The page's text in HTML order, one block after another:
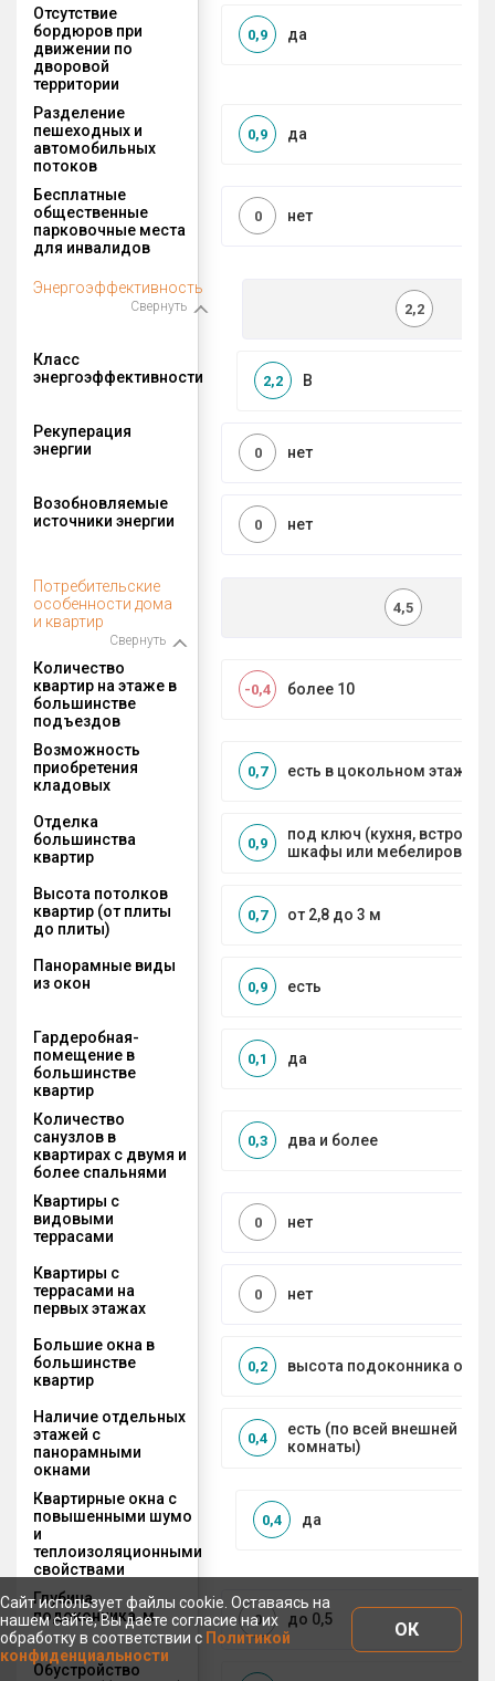
Отсутствие
бордюров при
движении по
дворовой
территории
да
0,9
Разделение
пешеходных и
автомобильных
потоков
да
0,9
Бесплатные
общественные
парковочные места
для инвалидов
нет
0
Энергоэффективность
Свернуть 2,2
Класс
энергоэффективности
B
2,2
Рекуперация
энергии
нет
0
Возобновляемые
источники энергии
нет
0
Потребительские
особенности дома
и квартир
Свернуть
4,5
Количество
квартир на этаже в
большинстве
подъездов
более 10
-0,4
Возможность
приобретения
кладовых
есть в цокольном этаже
0,7
Отделка
большинства
квартир
под ключ (кухня,
шкафы или
0,9
Высота потолков
квартир (от плиты
до плиты)
от 2,8 до 3 м
0,7
Панорамные виды
из окон
есть
0,9
Гардеробная-
помещение в
большинстве
квартир
да
0,1
Количество
санузлов в
квартирах с двумя и
более спальнями
два и более
0,3
Квартиры с
видовыми
террасами
нет
0
Квартиры с
террасами на
первых этажах
нет
0
Большие окна в
большинстве
квартир
высота подоконника от
0,2
Наличие отдельных
этажей с
панорамными
окнами
есть (по всей внешней
комнаты)
0,4
Квартирные окна с
повышенными шумо
и
теплоизоляционными
свойствами
да
0,4
Глубина
подоконника, м
до 0,5
0
Обустройство
Сайт использует файлы cookie. Оставаясь на
нашем сайте, Вы даете согласие на их
обработку в соответствии с Политикой
конфиденциальности
ОК